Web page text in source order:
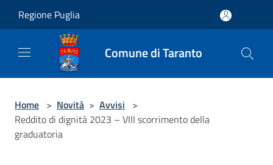
Regione Puglia
Comune di Taranto
Home > Novità > Avvisi >
Reddito di dignità 2023 – VIII scorrimento della
graduatoria